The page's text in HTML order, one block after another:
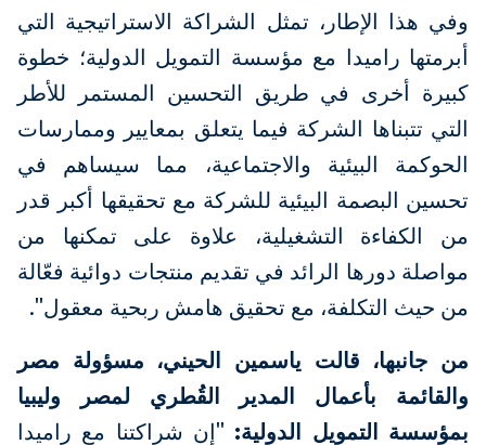
وفي هذا الإطار، تمثل الشراكة الاستراتيجية التي
أبرمتها راميدا مع مؤسسة التمويل الدولية؛ خطوة
كبيرة أخرى في طريق التحسين المستمر للأطر
التي تتبناها الشركة فيما يتعلق بمعايير وممارسات
الحوكمة البيئية والاجتماعية، مما سيساهم في
تحسين البصمة البيئية للشركة مع تحقيقها أكبر قدر
من الكفاءة التشغيلية، علاوة على تمكنها من
مواصلة دورها الرائد في تقديم منتجات دوائية فعّالة
من حيث التكلفة، مع تحقيق هامش ربحية معقول".
من جانبها، قالت ياسمين الحيني، مسؤولة مصر
والقائمة بأعمال المدير القُطري لمصر وليبيا
بمؤسسة التمويل الدولية: "إن شراكتنا مع راميدا